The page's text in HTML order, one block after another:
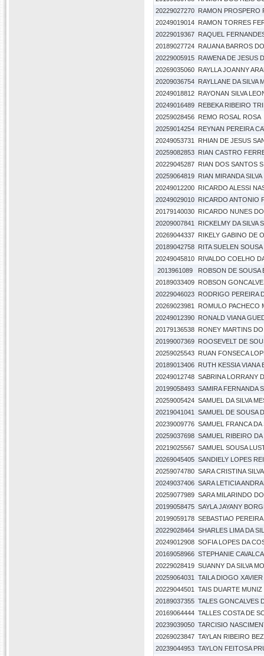
20229027270 RAMON PROSPERO
20249019014 RAMON TORRES
20229019367 RAQUEL
20189027724 RAUANA BARROS
20229005915 RAWENA DE JESUS
20269035060 RAYLLA JOANNY
20209036754 RAYLLANE DA SILVA
20249018812 RAYONAN SILVA
20249016489 REBEKA RIBEIRO
20259028456 REMO ROSAL ROSA
20259014254 REYNAN PEREIRA
20249053731
RHIAN DE JESUS
20259082853 RIAN CASTRO
20229045287 RIAN DOS SANTOS
20259064819 RIAN MIRANDA SILVA
20249012200 RICARDO ALESSI
20249029010 RICARDO ANTONIO
20179140030 RICARDO NUNES
20209007841
RICKELMY DA SILVA
20269044337 RIKELY GABINO DE
20189042758 RITA SUELEN
20249045810 RIVALDO COELHO
2013961089
ROBSON DE SOUSA
20189033409 ROBSON
20229046023 RODRIGO PEREIRA
20269023981
ROMULO PACHECO
20249012390 RONALD VIANA
20179136538 RONEY MARTINS
20199007369 ROOSEVELT DE
20259025543 RUAN FONSECA
20189013406 RUTH KESSIA VIANA
20249012748 SABRINA LORRANY
20199058493 SAMIRA FERNANDA
20259005424 SAMUEL DA SILVA
20219041041
SAMUEL DE SOUSA
20239009776 SAMUEL FRANCA DA
20259037698 SAMUEL RIBEIRO DA
20219025567 SAMUEL SOUSA
20269045405 SANDIELY LOPES
20259074780 SARA CRISTINA
20249037406 SARA LETICIA
20259077989 SARA MILARINDO
20199058475 SAYLA JAYANY
20199059178 SEBASTIAO
20229028464 SHARLES LIMA DA
20249012908 SOFIA LOPES DA
20169058966 STEPHANIE
20229028419 SUANNY DA SILVA
20259064031
TAILA DIOGO XAVIER
20229044501
TAIS DUARTE MUNIZ
20189037355 TALES GONCALVES
20169064444 TALLES COSTA DE
20239039050 TARCISIO
20269023847 TAYLAN RIBEIRO
20239044953 TAYLON FEITOSA